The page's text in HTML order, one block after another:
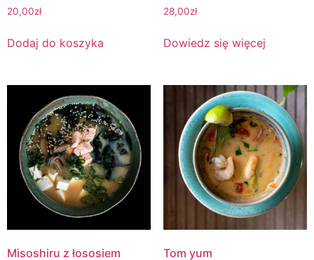
20,00zł
Dodaj do koszyka
28,00zł
Dowiedz się więcej
Misoshiru z łososiem Tom yum